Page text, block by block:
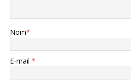
Nom*
E-mail *